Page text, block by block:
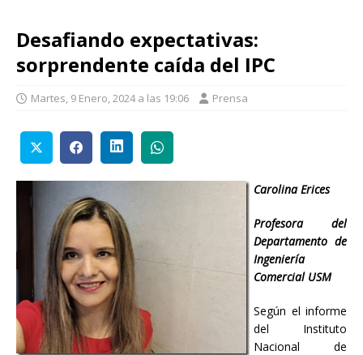
Desafiando expectativas:
sorprendente caída del IPC
Martes, 9 Enero, 2024 a las 19:06 Prensa
Carolina Erices
Profesora del
Departamento de
Ingeniería
Comercial USM
Según el informe
del Instituto
Nacional de